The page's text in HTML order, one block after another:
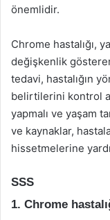
önemlidir.
Chrome hastalığı,
değişkenlik
tedavi, hastalığın
belirtilerini kontrol
yapmalı ve yaşam
ve kaynaklar,
hissetmelerine
SSS
1. Chrome